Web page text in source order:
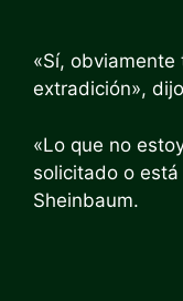
«Sí,
extradición»,
«Lo que no
solicitado o
Sheinbaum.